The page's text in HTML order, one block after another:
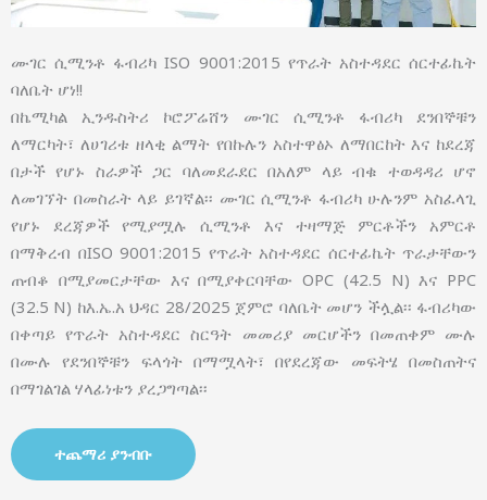
ሙገር ሲሚንቶ ፋብሪካ ISO 9001:2015 የጥራት አስተዳደር ሰርተፊኬት
ባለቤት ሆነ!!
በኬሚካል ኢንዱስትሪ ኮሮፖሬሸን ሙገር ሲሚንቶ ፋብሪካ ደንበኞቹን
ለማርካት፣ ለሀገሪቱ ዘላቂ ልማት የበኩሉን አስተዋፅኦ ለማበርከት እና ከደረጃ
በታች የሆኑ ስራዎች ጋር ባለመደራደር በአለም ላይ ብቁ ተወዳዳሪ ሆኖ
ለመገኘት በመስራት ላይ ይገኛል፡፡ ሙገር ሲሚንቶ ፋብሪካ ሁሉንም አስፈላጊ
የሆኑ ደረጃዎች የሚያሟሉ ሲሚንቶ እና ተዛማጅ ምርቶችን አምርቶ
በማቅረብ በISO 9001:2015 የጥራት አስተዳደር ሰርተፊኬት ጥራታቸውን
ጠብቆ በሚያመርታቸው እና በሚያቀርባቸው OPC (42.5 N) እና PPC
(32.5 N) ከእ.ኤ.አ ህዳር 28/2025 ጀምሮ ባለቤት መሆን ችሏል፡፡ ፋብሪካው
በቀጣይ የጥራት አስተዳደር ስርዓት መመሪያ መርሆችን በመጠቀም ሙሉ
በሙሉ የደንበኞቹን ፍላጎት በማሟላት፣ በየደረጃው መፍትሄ በመስጠትና
በማገልገል ሃላፊነቱን ያረጋግጣል፡፡
ተጨማሪ ያንብቡ